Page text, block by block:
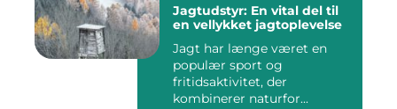
Jagtudstyr: En vital del til
en vellykket jagtoplevelse
Jagt har længe været en
populær sport og
fritidsaktivitet, der
kombinerer naturfor...